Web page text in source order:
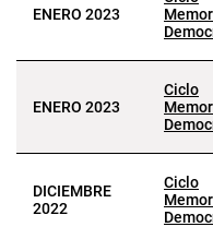
ENERO 2023
ENERO 2023
Ciclo
DICIEMBRE
2022
Ciclo